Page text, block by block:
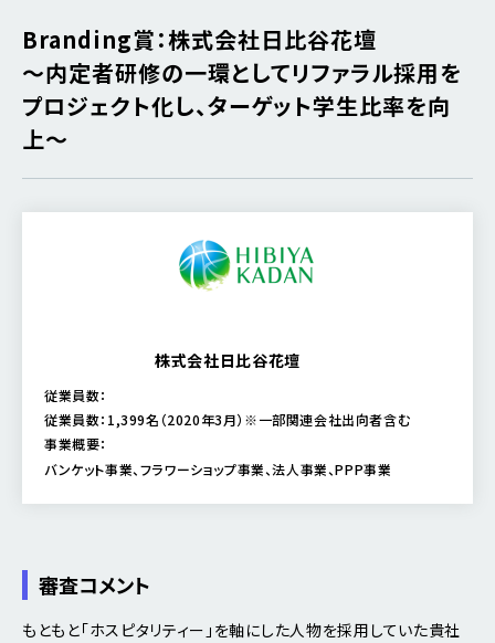
Branding賞：株式会社日比谷花壇
～内定者研修の一環としてリファラル採用を
プロジェクト化し、ターゲット学生比率を向
上～
株式会社日比谷花壇
従業員数：
従業員数：1,399名（2020年3月）※一部関連会社出向者含む
事業概要：
バンケット事業、フラワーショップ事業、法人事業、PPP事業
審査コメント
もともと「ホスピタリティー」を軸にした人物を採用していた貴社